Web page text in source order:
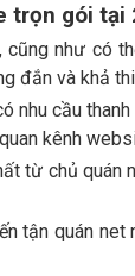
trọn gói tại
như có
đắn và khả
nhu cầu
kênh
từ chủ
tận quán